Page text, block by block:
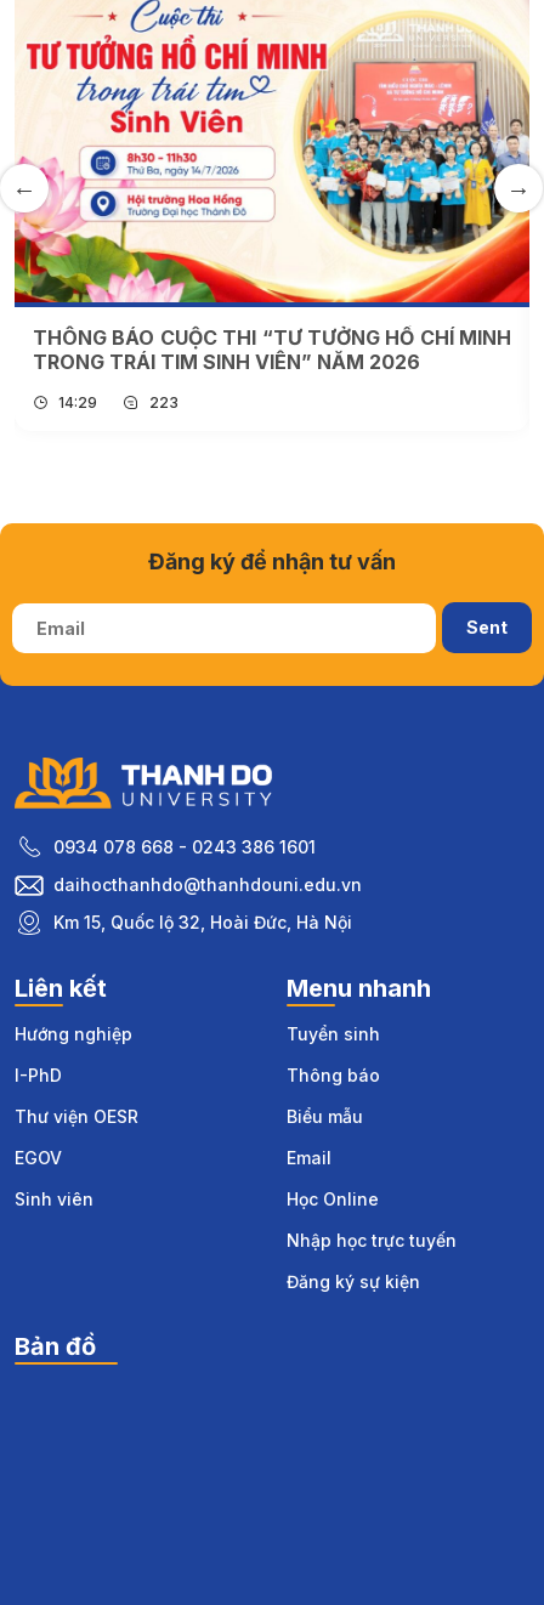
THÔNG BÁO CUỘC THI “TƯ TƯỞNG HỒ CHÍ MINH
TRONG TRÁI TIM SINH VIÊN” NĂM 2026
14:29 223
0934 078 668 - 0243 386 1601
daihocthanhdo@thanhdouni.edu.vn
Km 15, Quốc lộ 32, Hoài Đức, Hà Nội
Liên kết
Hướng nghiệp
I-PhD
Thư viện OESR
EGOV
Sinh viên
Menu nhanh
Tuyển sinh
Thông báo
Biểu mẫu
Email
Học Online
Nhập học trực tuyến
Đăng ký sự kiện
Bản đồ
Đăng ký để nhận tư vấn